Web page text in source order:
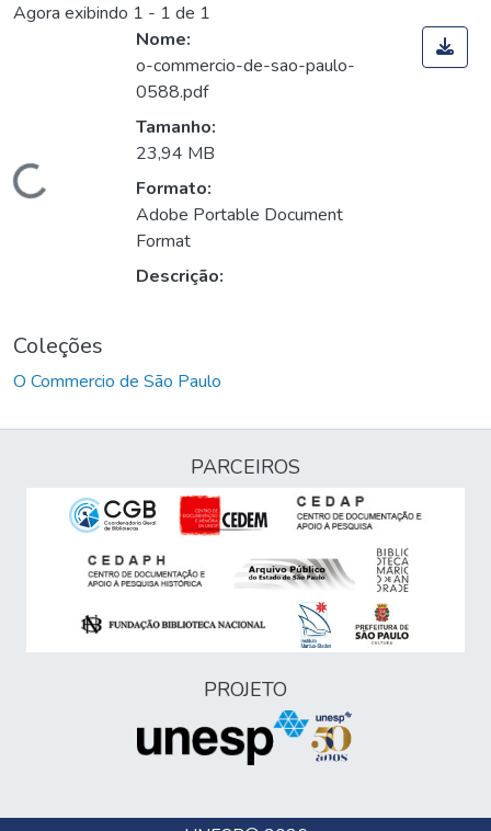
Agora exibindo 1 - 1 de 1
Carregando...
Nome:
o-commercio-de-sao-paulo-
0588.pdf
Tamanho:
23,94 MB
Formato:
Adobe Portable Document
Format
Descrição:
Coleções
O Commercio de São Paulo
PARCEIROS
PROJETO